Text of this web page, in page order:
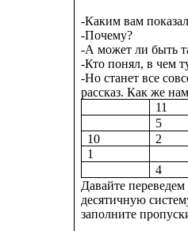
-Каким вам
-Почему?
-А может ли быть
-Кто понял, в чем
-Но станет все
рассказ. Как же
11
5
10
2
1
4
Давайте
десятичную
заполните